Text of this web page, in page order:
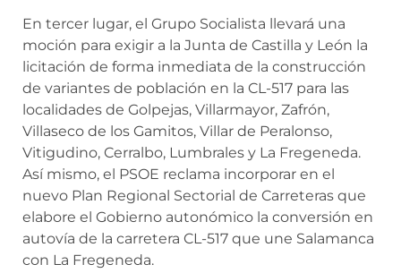
En tercer lugar, el Grupo Socialista llevará una
moción para exigir a la Junta de Castilla y León la
licitación de forma inmediata de la construcción
de variantes de población en la CL-517 para las
localidades de Golpejas, Villarmayor, Zafrón,
Villaseco de los Gamitos, Villar de Peralonso,
Vitigudino, Cerralbo, Lumbrales y La Fregeneda.
Así mismo, el PSOE reclama incorporar en el
nuevo Plan Regional Sectorial de Carreteras que
elabore el Gobierno autonómico la conversión en
autovía de la carretera CL-517 que une Salamanca
con La Fregeneda.